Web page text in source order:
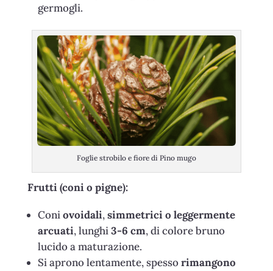
germogli.
Foglie strobilo e fiore di Pino mugo
Frutti (coni o pigne):
Coniovoidali,simmetrici o leggermente
arcuati, lunghi3-6 cm, di colore bruno
lucido a maturazione.
Si aprono lentamente, spessorimangono